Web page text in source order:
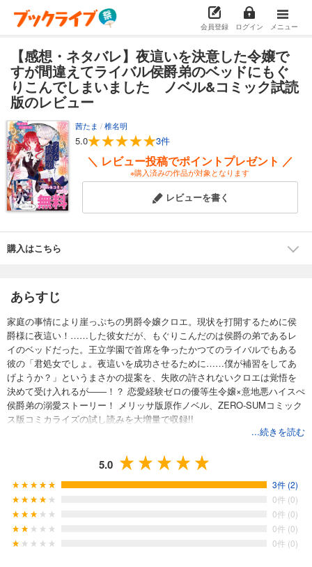
会員登録 ログイン メニュー
【感想・ネタバレ】夜這いを決意した令嬢で
すが間違えてライバル侯爵弟のベッドにもぐ
りこんでしまいました ノベル&コミック試読
版のレビュー
茜たま /椎名明
5.0 3件
＼ レビュー投稿でポイントプレゼント ／
※購入済みの作品が対象となります
レビューを書く
購入はこちら
あらすじ
家庭の事情により崖っぷちの男爵令嬢クロエ。現状を打開するために侯
爵様に夜這い！……した彼女だが、もぐりこんだのは侯爵の弟であるレ
イのベッドだった。王立学園で首席を争ったかつてのライバルでもある
彼の「君処女でしょ。夜這いを成功させるために……僕が補習をしてあ
げようか？」というまさかの提案を、失敗の許されないクロエは覚悟を
決めて受け入れるが――！？ 恋愛経験ゼロの優等生令嬢×意地悪ハイスぺ
侯爵弟の溺愛ストーリー！ メリッサ版原作ノベル、ZERO-SUMコミック
ス版コミカライズの試し読みを大増量で収録!!
...続きを読む
5.0
3件 (2)
0件 (0)
0件 (0)
0件 (0)
0件 (0)